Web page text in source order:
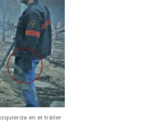
en el tráiler